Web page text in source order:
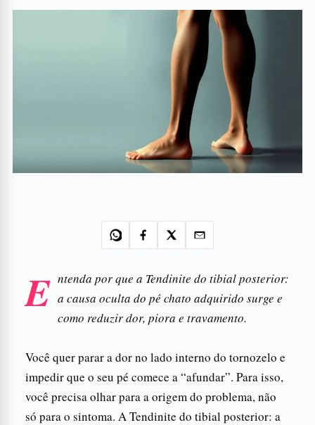
E ntenda por que a Tendinite do tibial posterior:
a causa oculta do pé chato adquirido surge e
como reduzir dor, piora e travamento.
Você quer parar a dor no lado interno do tornozelo e
impedir que o seu pé comece a “afundar”. Para isso,
você precisa olhar para a origem do problema, não
só para o sintoma. A Tendinite do tibial posterior: a